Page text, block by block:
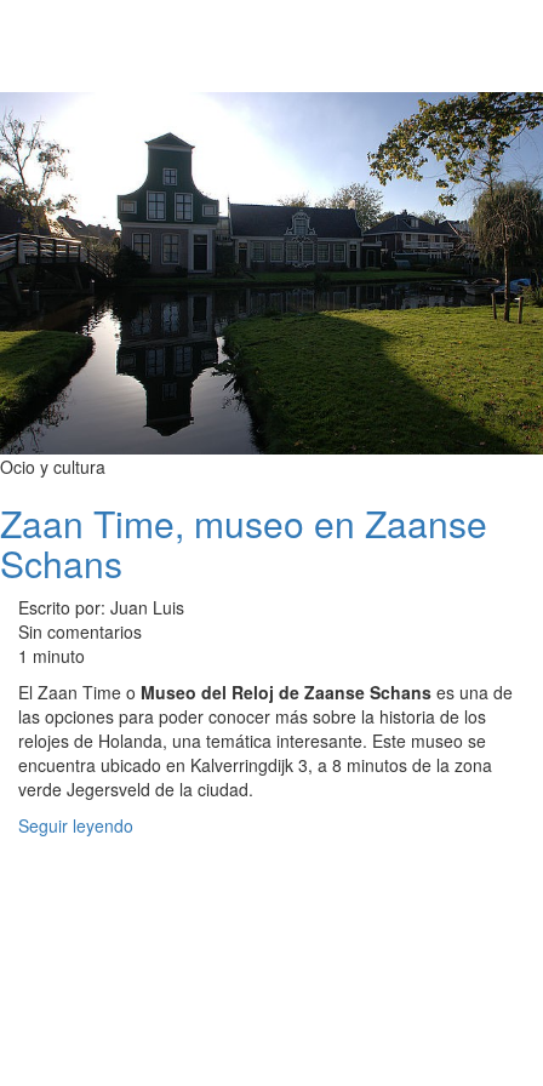
Ocio y cultura
Zaan Time, museo en Zaanse
Schans
Escrito por: Juan Luis
Sin comentarios
1 minuto
El Zaan Time o Museo del Reloj de Zaanse Schans es una de
las opciones para poder conocer más sobre la historia de los
relojes de Holanda, una temática interesante. Este museo se
encuentra ubicado en Kalverringdijk 3, a 8 minutos de la zona
verde Jegersveld de la ciudad.
Seguir leyendo